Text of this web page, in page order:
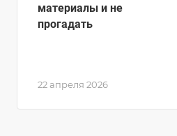
22 апреля 2026
материалы и не
прогадать